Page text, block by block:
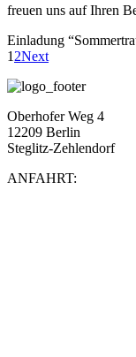
freuen uns auf Ihren
Einladung
1 2Next
Oberhofer Weg 4
12209 Berlin
Steglitz-Zehlendorf
ANFAHRT: